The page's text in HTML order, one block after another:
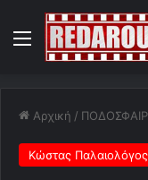
Menu
Αρχική /
Κώστας Παλαιολόγος